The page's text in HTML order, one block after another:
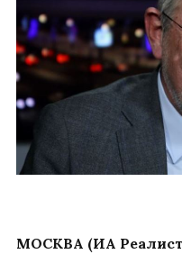
МОСКВА (ИА